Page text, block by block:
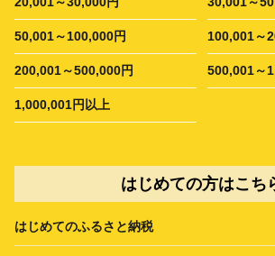
50,001～100,000円 100,001～
200,001～500,000円 500,001～
1,000,001円以上
はじめての方はこち
はじめてのふるさと納税